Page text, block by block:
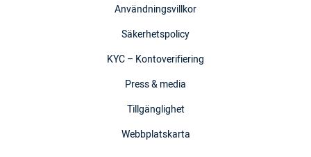
Användningsvillkor
Säkerhetspolicy
KYC – Kontoverifiering
Press & media
Tillgänglighet
Webbplatskarta